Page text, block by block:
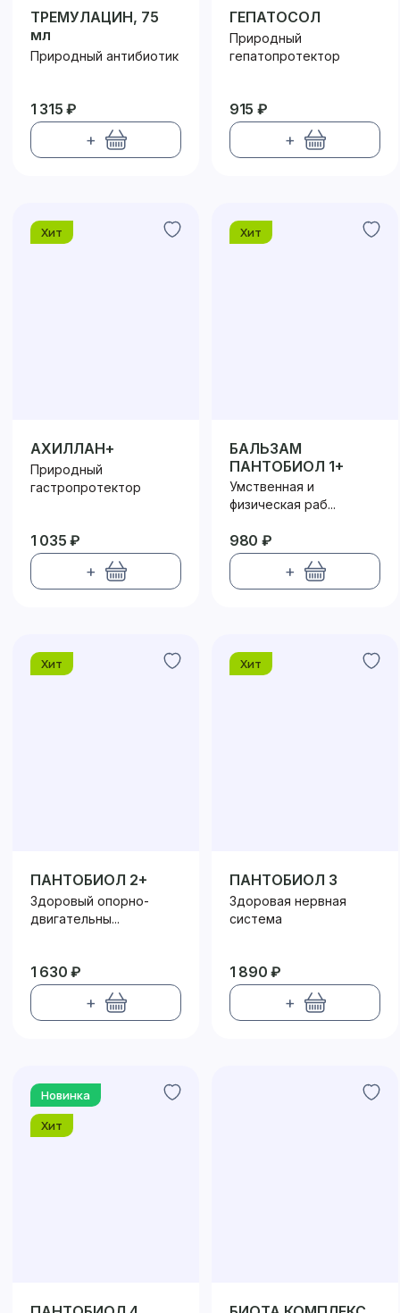
ТРЕМУЛАЦИН, 75
мл
Природный антибиотик
1 315 ₽
+
ГЕПАТОСОЛ
Природный
гепатопротектор
915 ₽
+
Хит
АХИЛЛАН+
Природный
гастропротектор
1 035 ₽
+
Хит
БАЛЬЗАМ
ПАНТОБИОЛ 1+
Умственная и
физическая раб...
980 ₽
+
Хит
ПАНТОБИОЛ 2+
Здоровый опорно-
двигательны...
1 630 ₽
+
Хит
ПАНТОБИОЛ 3
Здоровая нервная
система
1 890 ₽
+
Новинка
Хит